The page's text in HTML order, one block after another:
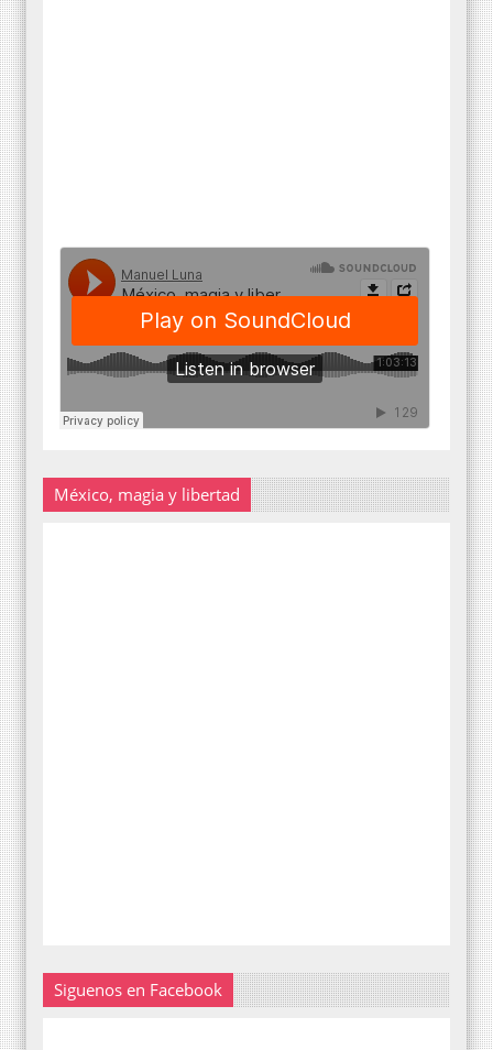
México, magia y libertad
Siguenos en Facebook